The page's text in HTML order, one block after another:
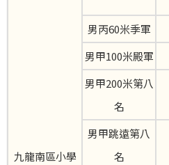
九龍南區小學
男丙60米季軍
男甲100米殿軍
男甲200米第八
名
男甲跳遠第八
名